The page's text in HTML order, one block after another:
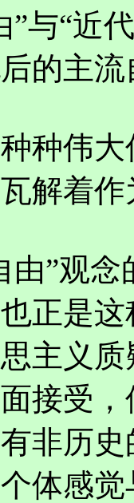
”与“近
的主
种伟
解着
由”观
正是
主义
接受
非历
体感